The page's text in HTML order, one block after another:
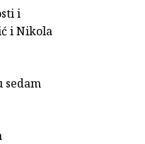
i
i Nikola
sedam